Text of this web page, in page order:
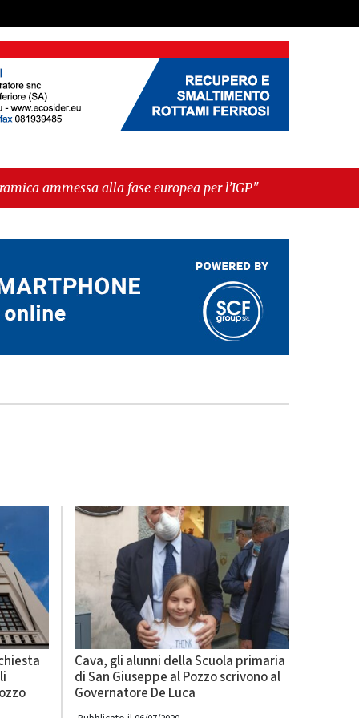
europea per l’IGP" -"Hudson Yards: qui New
Cava, gli alunni della Scuola primaria
di San Giuseppe al Pozzo scrivono al
Governatore De Luca